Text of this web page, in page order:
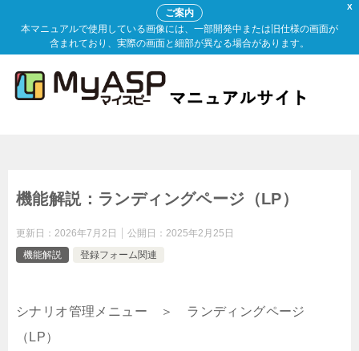
X
ご案内
本マニュアルで使用している画像には、一部開発中または旧仕様の画面が
含まれており、実際の画面と細部が異なる場合があります。
機能解説：ランディングページ（LP）
更新日： 2026年7月2日 公開日： 2025年2月25日
機能解説
登録フォーム関連
シナリオ管理メニュー ＞ ランディングページ
（LP）